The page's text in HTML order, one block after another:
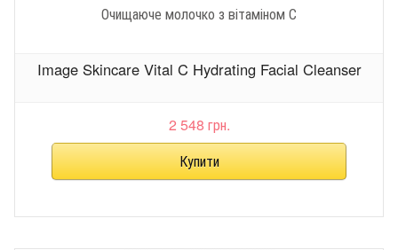
Очищаюче молочко з вітаміном С
Image Skincare Vital C Hydrating Facial Cleanser
2 548 грн.